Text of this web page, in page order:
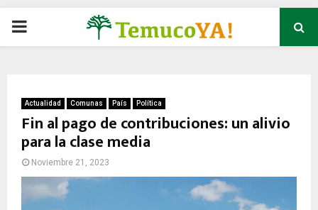
P
M
A
Actualidad Comunas País Política
Fin al pago de contribuciones: un alivio
para la clase media
Noviembre 21, 2023